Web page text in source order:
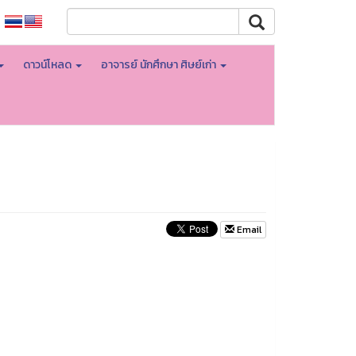
ดาวน์โหลด อาจารย์ นักศึกษา ศิษย์เก่า
Email